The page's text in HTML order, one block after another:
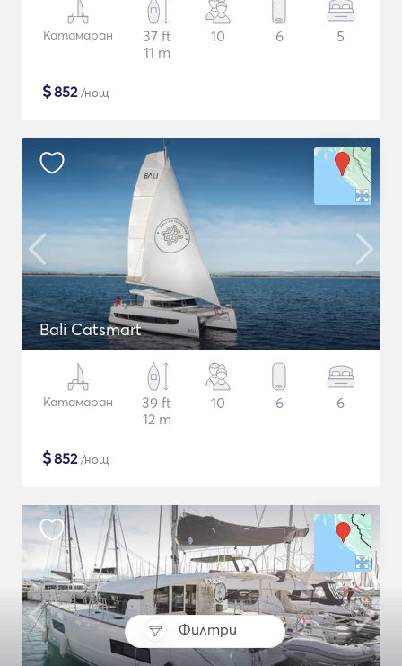
Филтри
Катамаран
37 ft
11 m
10 6 5
$852/нощ
Bali Catsmart
Катамаран
39 ft
12 m
10 6 6
$852/нощ